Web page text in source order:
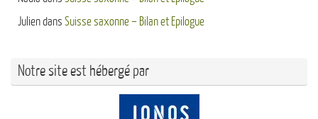
Juliendans Suisse saxonne – Bilan et Epilogue
Notre site est hébergé par